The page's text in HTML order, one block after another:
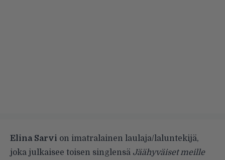
Elina Sarvi on imatralainen laulaja/laluntekijä,
joka julkaisee toisen singlensä Jäähyväiset meille